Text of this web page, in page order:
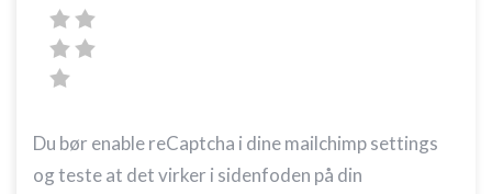
Du bør enable reCaptcha i dine mailchimp settings
og teste at det virker i sidenfoden på din